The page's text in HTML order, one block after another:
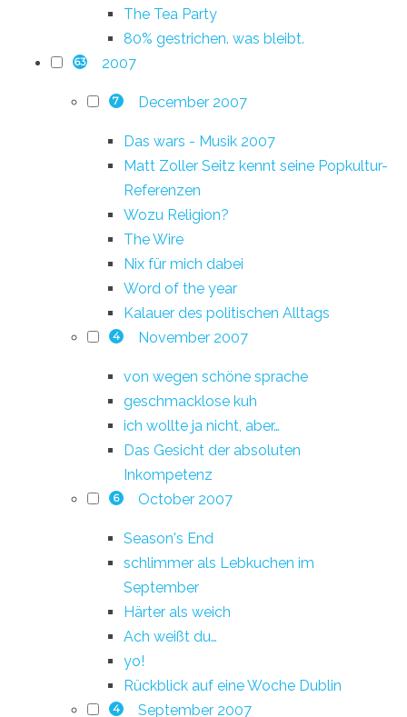
The Tea Party
80% gestrichen. was bleibt.
63 2007
7 December 2007
Das wars - Musik 2007
Matt Zoller Seitz kennt seine Popkultur-
Referenzen
Wozu Religion?
The Wire
Nix für mich dabei
Word of the year
Kalauer des politischen Alltags
4 November 2007
von wegen schöne sprache
geschmacklose kuh
ich wollte ja nicht, aber…
Das Gesicht der absoluten
Inkompetenz
6 October 2007
Season's End
schlimmer als Lebkuchen im
September
Härter als weich
Ach weißt du…
yo!
Rückblick auf eine Woche Dublin
4 September 2007